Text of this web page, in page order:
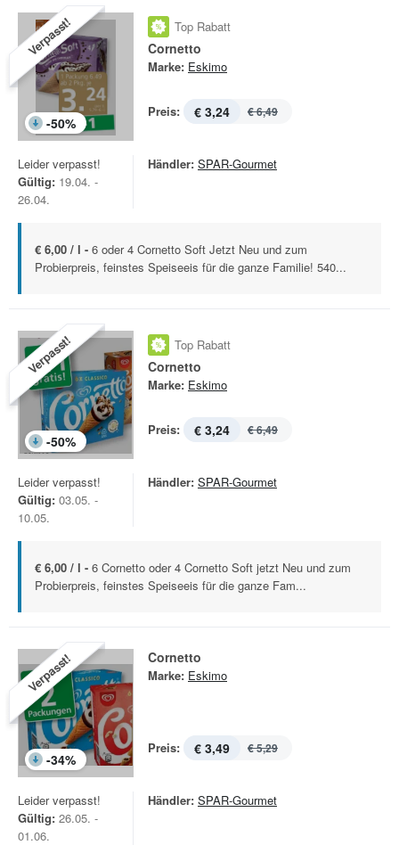
Verpasst!
-50%
Top Rabatt
Cornetto
Marke: Eskimo
Preis: € 3,24 € 6,49
Leider verpasst!
Gültig: 19.04. -
26.04.
Händler: SPAR-Gourmet
€ 6,00 / l - 6 oder 4 Cornetto Soft Jetzt Neu und zum
Probierpreis, feinstes Speiseeis für die ganze Familie! 540...
Verpasst!
-50%
Top Rabatt
Cornetto
Marke: Eskimo
Preis: € 3,24 € 6,49
Leider verpasst!
Gültig: 03.05. -
10.05.
Händler: SPAR-Gourmet
€ 6,00 / l - 6 Cornetto oder 4 Cornetto Soft jetzt Neu und zum
Probierpreis, feinstes Speiseeis für die ganze Fam...
Verpasst!
-34%
Cornetto
Marke: Eskimo
Preis: € 3,49 € 5,29
Leider verpasst!
Gültig: 26.05. -
01.06.
Händler: SPAR-Gourmet